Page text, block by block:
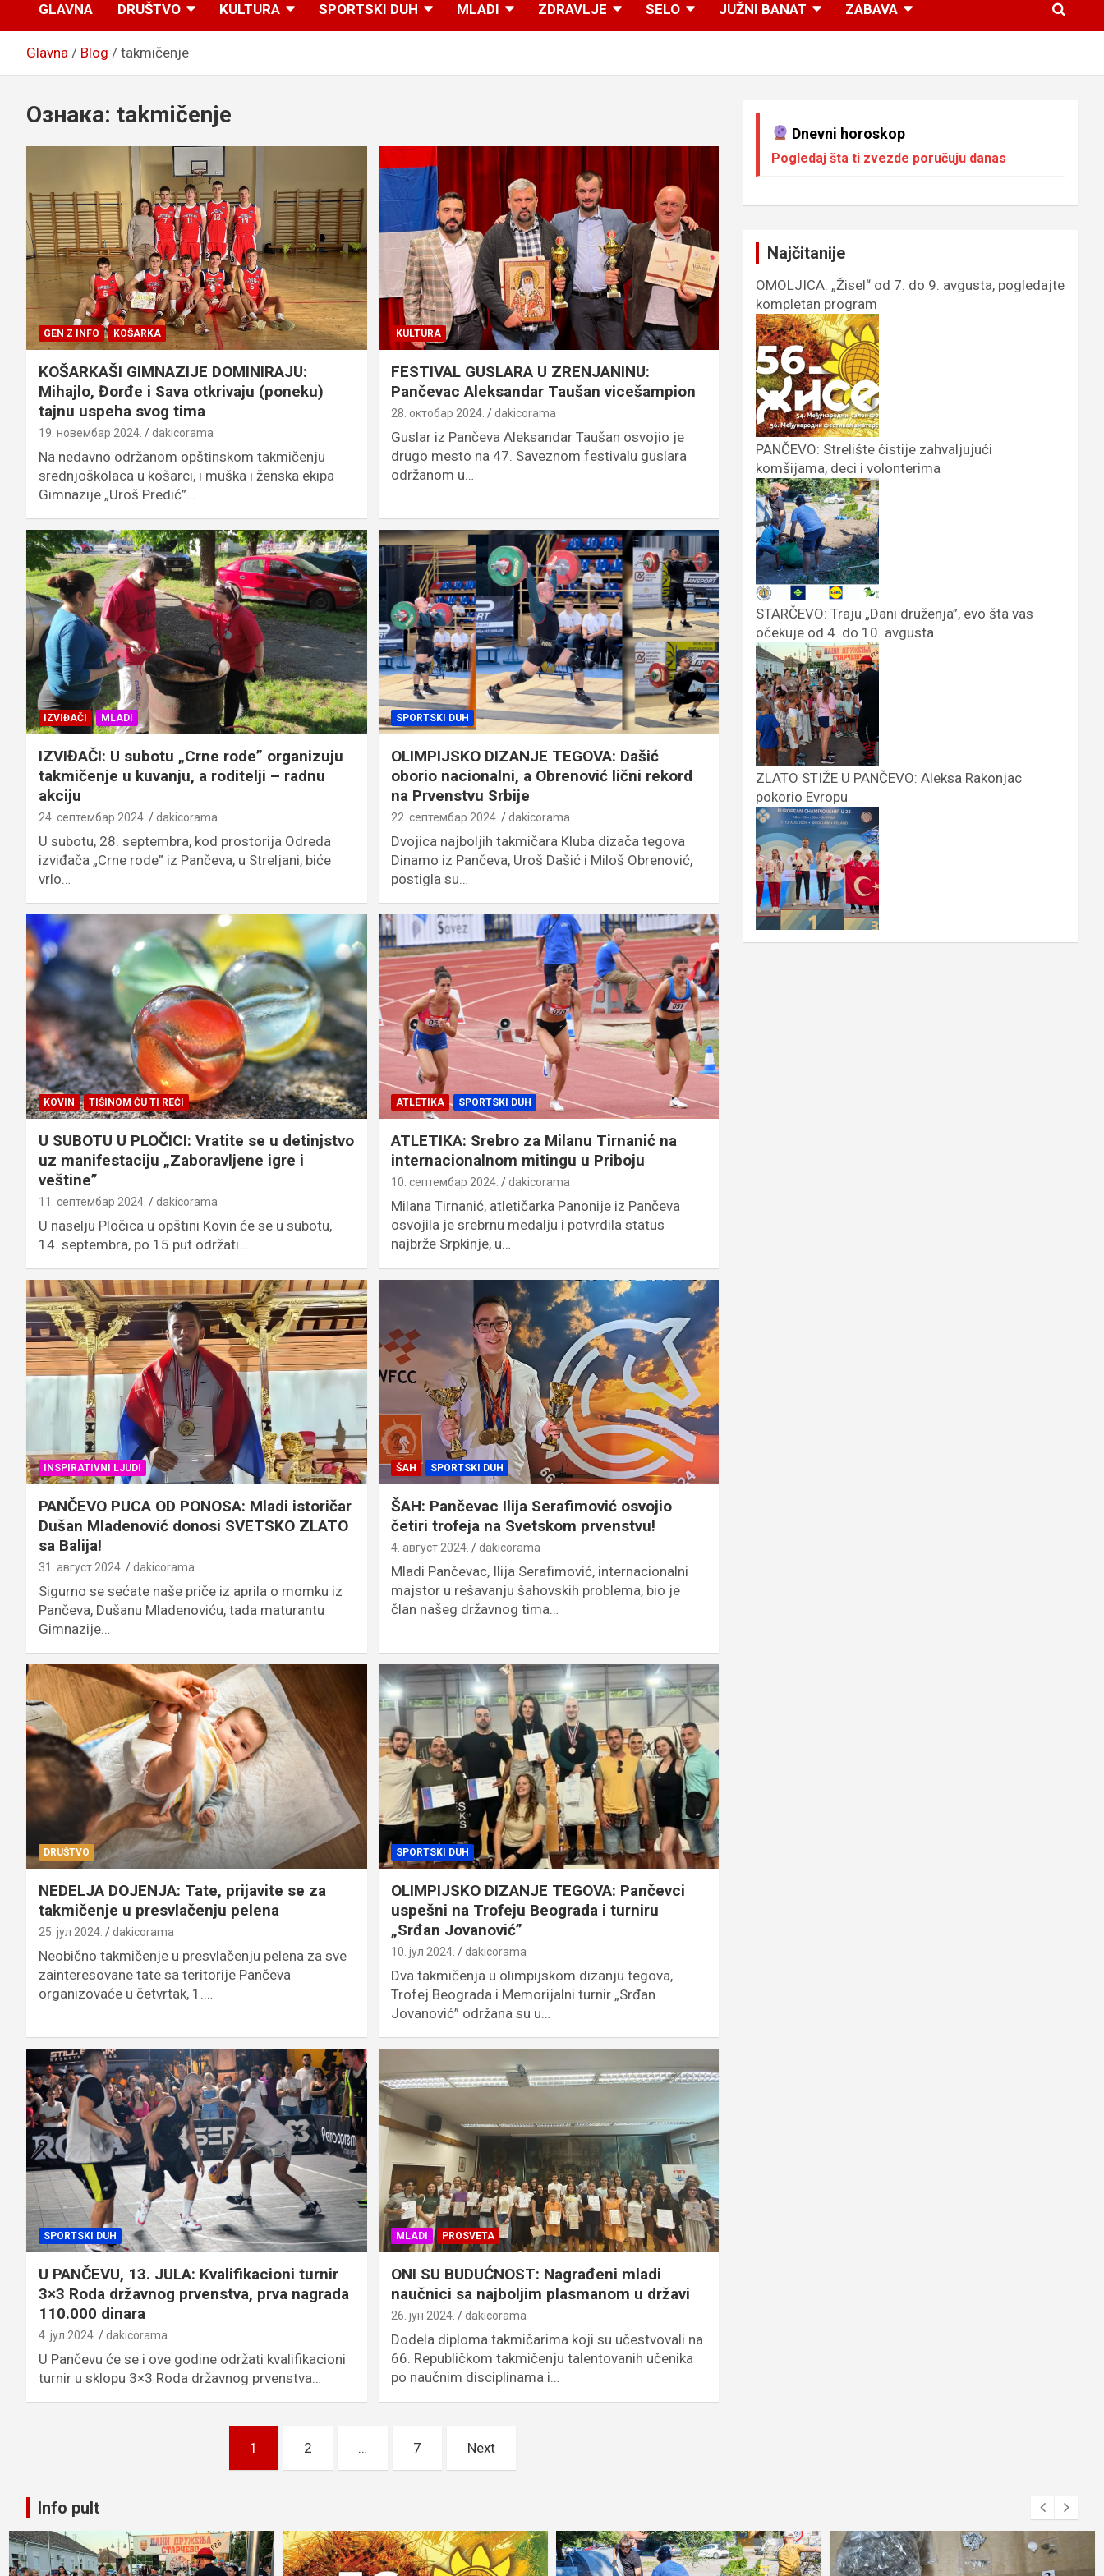
GLAVNA DRUŠTVO KULTURA SPORTSKI DUH MLADI ZDRAVLJE SELO JUŽNI BANAT ZABAVA
Glavna Blog takmičenje
Ознака: takmičenje
GEN Z INFO KOŠARKA
KOŠARKAŠI GIMNAZIJE DOMINIRAJU:
Mihajlo, Đorđe i Sava otkrivaju (poneku)
tajnu uspeha svog tima
19. новембар 2024. dakicorama
Na nedavno održanom opštinskom takmičenju
srednjoškolaca u košarci, i muška i ženska ekipa
Gimnazije „Uroš Predić”…
KULTURA
FESTIVAL GUSLARA U ZRENJANINU:
Pančevac Aleksandar Taušan vicešampion
28. октобар 2024. dakicorama
Guslar iz Pančeva Aleksandar Taušan osvojio je
drugo mesto na 47. Saveznom festivalu guslara
održanom u…
IZVIĐAČI MLADI
IZVIĐAČI: U subotu „Crne rode” organizuju
takmičenje u kuvanju, a roditelji – radnu
akciju
24. септембар 2024. dakicorama
U subotu, 28. septembra, kod prostorija Odreda
izviđača „Crne rode” iz Pančeva, u Streljani, biće
vrlo…
SPORTSKI DUH
OLIMPIJSKO DIZANJE TEGOVA: Dašić
oborio nacionalni, a Obrenović lični rekord
na Prvenstvu Srbije
22. септембар 2024. dakicorama
Dvojica najboljih takmičara Kluba dizača tegova
Dinamo iz Pančeva, Uroš Dašić i Miloš Obrenović,
postigla su…
KOVIN TIŠINOM ĆU TI REĆI
U SUBOTU U PLOČICI: Vratite se u detinjstvo
uz manifestaciju „Zaboravljene igre i
veštine”
11. септембар 2024. dakicorama
U naselju Pločica u opštini Kovin će se u subotu,
14. septembra, po 15 put održati…
ATLETIKA SPORTSKI DUH
ATLETIKA: Srebro za Milanu Tirnanić na
internacionalnom mitingu u Priboju
10. септембар 2024. dakicorama
Milana Tirnanić, atletičarka Panonije iz Pančeva
osvojila je srebrnu medalju i potvrdila status
najbrže Srpkinje, u…
INSPIRATIVNI LJUDI
PANČEVO PUCA OD PONOSA: Mladi istoričar
Dušan Mladenović donosi SVETSKO ZLATO
sa Balija!
31. август 2024. dakicorama
Sigurno se sećate naše priče iz aprila o momku iz
Pančeva, Dušanu Mladenoviću, tada maturantu
Gimnazije…
ŠAH SPORTSKI DUH
ŠAH: Pančevac Ilija Serafimović osvojio
četiri trofeja na Svetskom prvenstvu!
4. август 2024. dakicorama
Mladi Pančevac, Ilija Serafimović, internacionalni
majstor u rešavanju šahovskih problema, bio je
član našeg državnog tima…
DRUŠTVO
NEDELJA DOJENJA: Tate, prijavite se za
takmičenje u presvlačenju pelena
25. јул 2024. dakicorama
Neobično takmičenje u presvlačenju pelena za sve
zainteresovane tate sa teritorije Pančeva
organizovaće u četvrtak, 1.…
SPORTSKI DUH
OLIMPIJSKO DIZANJE TEGOVA: Pančevci
uspešni na Trofeju Beograda i turniru
„Srđan Jovanović”
10. јул 2024. dakicorama
Dva takmičenja u olimpijskom dizanju tegova,
Trofej Beograda i Memorijalni turnir „Srđan
Jovanović” održana su u…
SPORTSKI DUH
U PANČEVU, 13. JULA: Kvalifikacioni turnir
3×3 Roda državnog prvenstva, prva nagrada
110.000 dinara
4. јул 2024. dakicorama
U Pančevu će se i ove godine održati kvalifikacioni
turnir u sklopu 3×3 Roda državnog prvenstva…
MLADI PROSVETA
ONI SU BUDUĆNOST: Nagrađeni mladi
naučnici sa najboljim plasmanom u državi
26. јун 2024. dakicorama
Dodela diploma takmičarima koji su učestvovali na
66. Republičkom takmičenju talentovanih učenika
po naučnim disciplinama i…
1 2 … 7 Next
Dnevni horoskop
Pogledaj šta ti zvezde poručuju danas
Najčitanije
OMOLJICA: „Žisel“ od 7. do 9. avgusta, pogledajte
kompletan program
PANČEVO: Strelište čistije zahvaljujući
komšijama, deci i volonterima
STARČEVO: Traju „Dani druženja”, evo šta vas
očekuje od 4. do 10. avgusta
ZLATO STIŽE U PANČEVO: Aleksa Rakonjac
pokorio Evropu
Info pult